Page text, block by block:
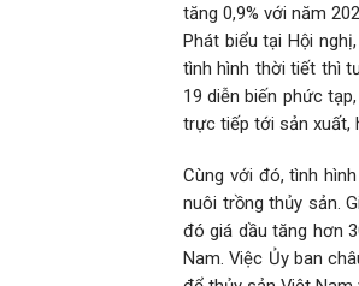
tăng 0,9% với năm
Phát biểu tại Hội
tình hình thời tiết thì
19 diễn biến phức
trực tiếp tới sản xuất,
Cùng với đó, tình
nuôi trồng thủy sản.
đó giá dầu tăng hơn
Nam. Việc Ủy ban